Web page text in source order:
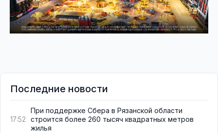
Последние новости
17:52
При поддержке Сбера в Рязанской области
строится более 260 тысяч квадратных метров
жилья